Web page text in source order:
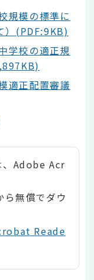
規模の標準に
）(PDF:9KB)
学校の適正規
適正配置審議
、Adobe Acr
無償でダウ
Reade